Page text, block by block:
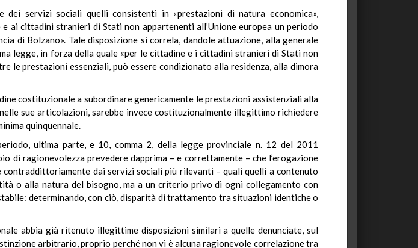
dei servizi sociali quelli consistenti in «prestazioni di natura economica»,
ai cittadini stranieri di Stati non appartenenti all’Unione europea un periodo
di Bolzano». Tale disposizione si correla, dandole attuazione, alla generale
legge, in forza della quale «per le cittadine e i cittadini stranieri di Stati non
le prestazioni essenziali, può essere condizionato alla residenza, alla dimora
costituzionale a subordinare genericamente le prestazioni assistenziali alla
sue articolazioni, sarebbe invece costituzionalmente illegittimo richiedere
quinquennale.
ultima parte, e 10, comma 2, della legge provinciale n. 12 del 2011
di ragionevolezza prevedere dapprima – e correttamente – che l’erogazione
dai servizi sociali più rilevanti – quali quelli a contenuto
o alla natura del bisogno, ma a un criterio privo di ogni collegamento con
determinando, con ciò, disparità di trattamento tra situazioni identiche o
abbia già ritenuto illegittime disposizioni similari a quelle denunciate, sul
arbitrario, proprio perché non vi è alcuna ragionevole correlazione tra